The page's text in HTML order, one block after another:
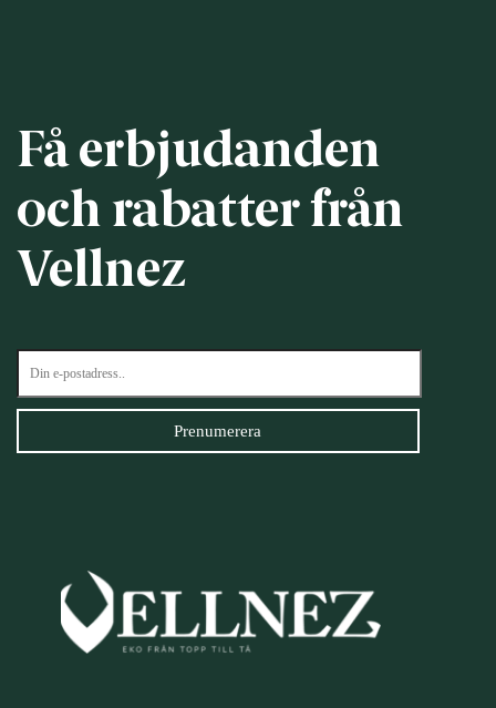
Få erbjudanden
och rabatter från
Vellnez